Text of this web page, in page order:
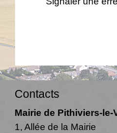
Contacts
Mairie de Pithiviers-le-
1, Allée de la Mairie